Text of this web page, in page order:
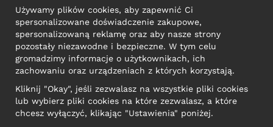
MEDIA SPOŁECZNOŚCIOWE
ADRES KONTAKTOWY
Motley Denim Europe OÜ
Narva mnt 5, EE-10117 Tallinn
Reg: 12356245
Używamy plików cookies, aby zapewnić Ci
spersonalizowane doświadczenie zakupowe,
spersonalizowaną reklamę oraz aby nasze strony
pozostały niezawodne i bezpieczne. W tym celu
gromadzimy informacje o użytkownikach, ich
zachowaniu oraz urządzeniach z których korzystają.
Kliknij "Okay", jeśli zezwalasz na wszystkie pliki cookies
lub wybierz pliki cookies na które zezwalasz, a które
chcesz wyłączyć, klikając "Ustawienia" poniżej.